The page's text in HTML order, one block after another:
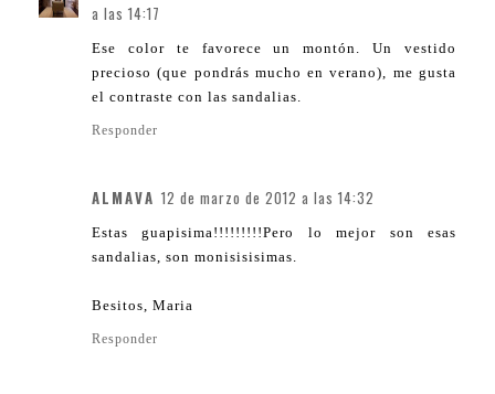
a las 14:17
Ese color te favorece un montón. Un vestido
precioso (que pondrás mucho en verano), me gusta
el contraste con las sandalias.
Responder
ALMAVA 12 de marzo de 2012 a las 14:32
Estas guapisima!!!!!!!!!Pero lo mejor son esas
sandalias, son monisisisimas.
Besitos, Maria
Responder